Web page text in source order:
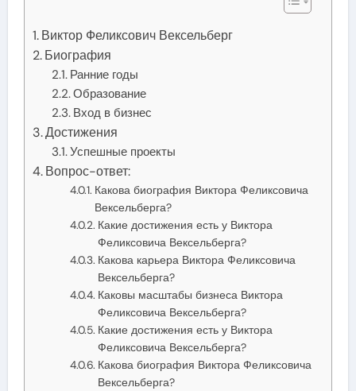
Виктор Феликсович Вексельберг
Биография
Ранние годы
Образование
Вход в бизнес
Достижения
Успешные проекты
Вопрос-ответ:
Какова биография Виктора Феликсовича
Вексельберга?
Какие достижения есть у Виктора
Феликсовича Вексельберга?
Какова карьера Виктора Феликсовича
Вексельберга?
Каковы масштабы бизнеса Виктора
Феликсовича Вексельберга?
Какие достижения есть у Виктора
Феликсовича Вексельберга?
Какова биография Виктора Феликсовича
Вексельберга?